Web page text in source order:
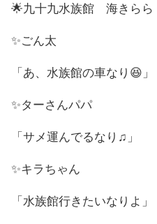
🌟九十九水族館 海きらら
✨ごん太
「あ、水族館の車なり😆」
✨ターさんパパ
「サメ運んでるなり♫」
✨キラちゃん
「水族館行きたいなりよ」